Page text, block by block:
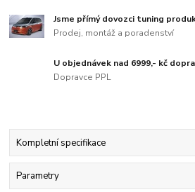
Jsme přímý dovozci tuning
Prodej, montáž a poradenství
U objednávek nad 6999,- kč
Dopravce PPL
Kompletní specifikace
Parametry